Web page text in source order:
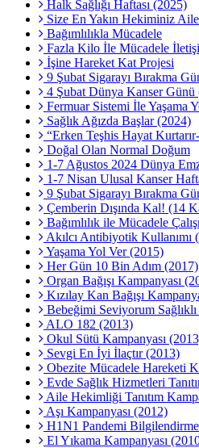
Halk Sağlığı Haftası (2025)
Size En Yakın Hekiminiz
Bağımlılıkla Mücadele
Fazla Kilo İle Mücadele
İşine Hareket Kat Projesi
9 Şubat Sigarayı Bırakma
4 Şubat Dünya Kanser Günü
Fermuar Sistemi İle Yaşama
Sağlık Ağızda Başlar (2024)
“Erken Teşhis Hayat
Doğal Olan Normal Doğum
1-7 Ağustos 2024 Dünya
1-7 Nisan Ulusal Kanser
9 Şubat Sigarayı Bırakma
Çemberin Dışında Kal! (14
Bağımlılık ile Mücadele
Akılcı Antibiyotik Kullanımı
Yaşama Yol Ver (2015)
Her Gün 10 Bin Adım (2017)
Organ Bağışı Kampanyası
Kızılay Kan Bağışı
Bebeğimi Seviyorum
ALO 182 (2013)
Okul Sütü Kampanyası
Sevgi En İyi İlaçtır (2013)
Obezite Mücadele Hareketi
Evde Sağlık Hizmetleri
Aile Hekimliği Tanıtım
Aşı Kampanyası (2012)
H1N1 Pandemi
El Yıkama Kampanyası